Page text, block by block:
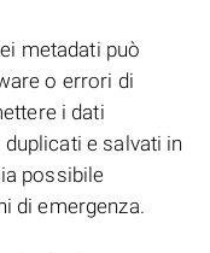
metadati può
o errori di
i dati
e salvati in
possibile
di emergenza.